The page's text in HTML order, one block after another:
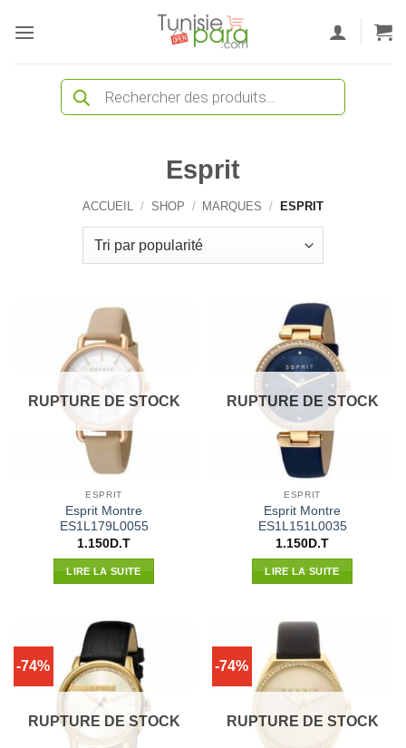
Recherche
produits
Esprit
ACCUEIL / SHOP / MARQUES / ESPRIT
RUPTURE DE STOCK
ESPRIT
Esprit Montre
ES1L179L0055
1.150D.T
LIRE LA SUITE
RUPTURE DE STOCK
ESPRIT
Esprit Montre
ES1L151L0035
1.150D.T
LIRE LA SUITE
-74%
RUPTURE DE STOCK
-74%
RUPTURE DE STOCK